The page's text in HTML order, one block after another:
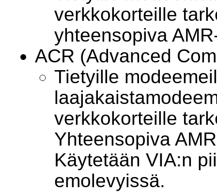
verkkokorteille
yhteensopiva
ACR (Advanced
Tietyille
verkkokorteille
Yhteensopiva
Käytetään VIA:n
emolevyissä.